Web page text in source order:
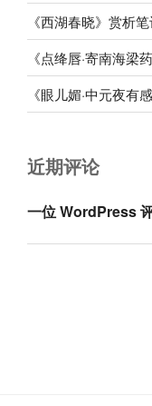
《西湖春晓》赏析
《点绛唇·寄南海梁
《眼儿媚·中元夜有
近期评论
一位 WordPress